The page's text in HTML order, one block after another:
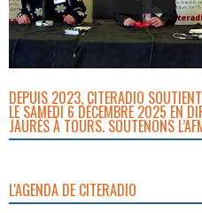
DEPUIS 2023, CITERADIO
LE SAMEDI 6 DÉCEMBRE 2025 EN
JAURÈS À TOURS. SOUTENONS
L'AGENDA DE CITERADIO